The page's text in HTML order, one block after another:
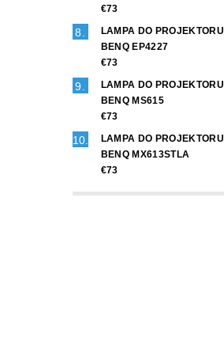
€73
LAMPA DO PROJEKTORU
BENQ EP4227
€73
LAMPA DO PROJEKTORU
BENQ MS615
€73
LAMPA DO PROJEKTORU
BENQ MX613STLA
€73